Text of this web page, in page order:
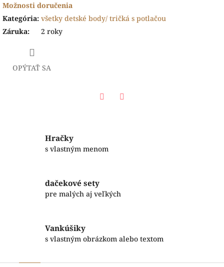
Možnosti doručenia
Kategória: všetky detské body/ tričká s potlačou
Záruka: 2 roky
OPÝTAŤ SA
Hračky
s vlastným menom
dačekové sety
pre malých aj veľkých
Vankúšiky
s vlastným obrázkom alebo textom